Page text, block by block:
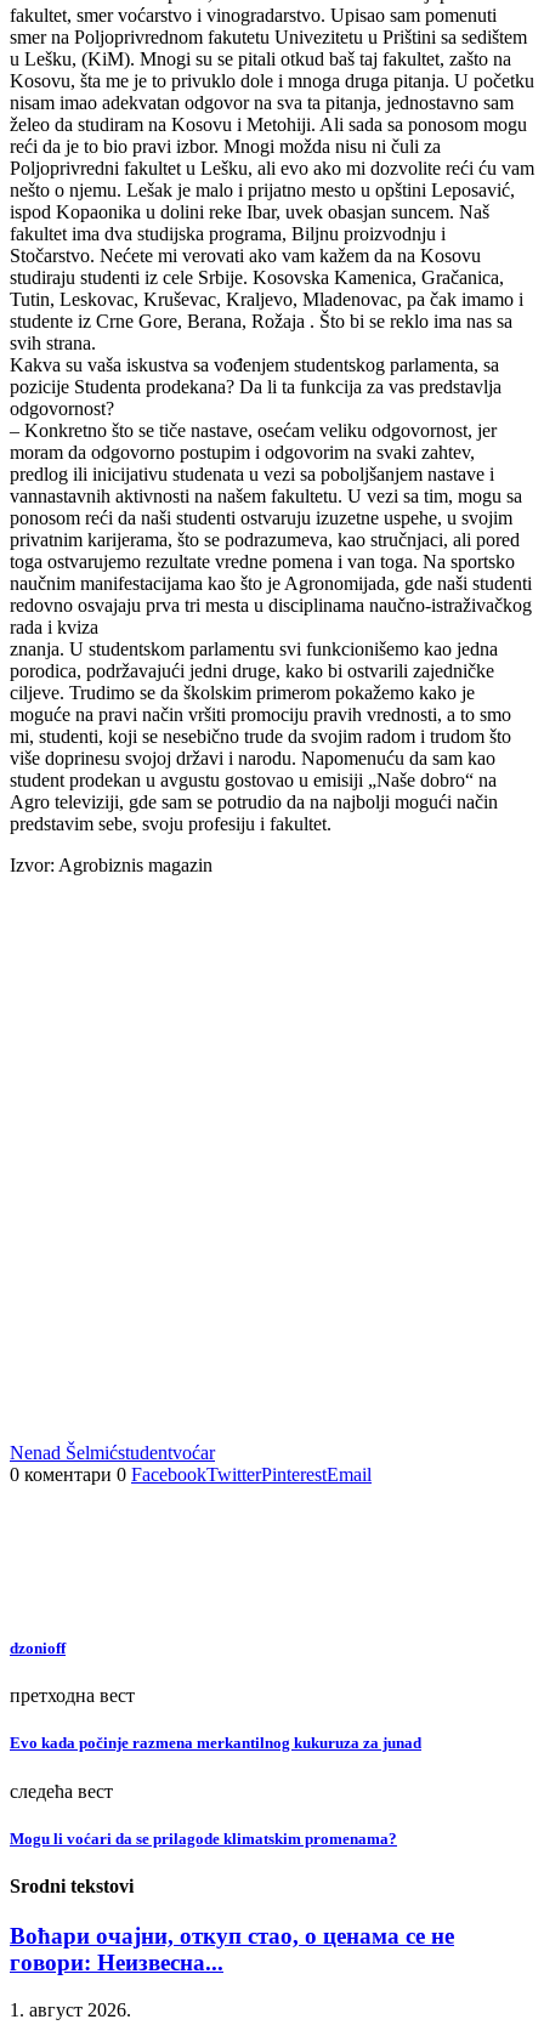
fakultet, smer voćarstvo i vinogradarstvo. Upisao sam pomenuti
smer na Poljoprivrednom fakutetu Univezitetu u Prištini sa sedištem
u Lešku, (KiM). Mnogi su se pitali otkud baš taj fakultet, zašto na
Kosovu, šta me je to privuklo dole i mnoga druga pitanja. U početku
nisam imao adekvatan odgovor na sva ta pitanja, jednostavno sam
želeo da studiram na Kosovu i Metohiji. Ali sada sa ponosom mogu
reći da je to bio pravi izbor. Mnogi možda nisu ni čuli za
Poljoprivredni fakultet u Lešku, ali evo ako mi dozvolite reći ću vam
nešto o njemu. Lešak je malo i prijatno mesto u opštini Leposavić,
ispod Kopaonika u dolini reke Ibar, uvek obasjan suncem. Naš
fakultet ima dva studijska programa, Biljnu proizvodnju i
Stočarstvo. Nećete mi verovati ako vam kažem da na Kosovu
studiraju studenti iz cele Srbije. Kosovska Kamenica, Gračanica,
Tutin, Leskovac, Kruševac, Kraljevo, Mladenovac, pa čak imamo i
studente iz Crne Gore, Berana, Rožaja . Što bi se reklo ima nas sa
svih strana.
Kakva su vaša iskustva sa vođenjem studentskog parlamenta, sa
pozicije Studenta prodekana? Da li ta funkcija za vas predstavlja
odgovornost?
– Konkretno što se tiče nastave, osećam veliku odgovornost, jer
moram da odgovorno postupim i odgovorim na svaki zahtev,
predlog ili inicijativu studenata u vezi sa poboljšanjem nastave i
vannastavnih aktivnosti na našem fakultetu. U vezi sa tim, mogu sa
ponosom reći da naši studenti ostvaruju izuzetne uspehe, u svojim
privatnim karijerama, što se podrazumeva, kao stručnjaci, ali pored
toga ostvarujemo rezultate vredne pomena i van toga. Na sportsko
naučnim manifestacijama kao što je Agronomijada, gde naši studenti
redovno osvajaju prva tri mesta u disciplinama naučno-istraživačkog
rada i kviza
znanja. U studentskom parlamentu svi funkcionišemo kao jedna
porodica, podržavajući jedni druge, kako bi ostvarili zajedničke
ciljeve. Trudimo se da školskim primerom pokažemo kako je
moguće na pravi način vršiti promociju pravih vrednosti, a to smo
mi, studenti, koji se nesebično trude da svojim radom i trudom što
više doprinesu svojoj državi i narodu. Napomenuću da sam kao
student prodekan u avgustu gostovao u emisiji „Naše dobro“ na
Agro televiziji, gde sam se potrudio da na najbolji mogući način
predstavim sebe, svoju profesiju i fakultet.
Izvor: Agrobiznis magazin
Nenad Šelmićstudentvoćar
0 коментари 0 FacebookTwitterPinterestEmail
dzonioff
претходна вест
Evo kada počinje razmena merkantilnog kukuruza za junad
следећа вест
Mogu li voćari da se prilagode klimatskim promenama?
Srodni tekstovi
Воћари очајни, откуп стао, о ценама се не
говори: Неизвесна...
1. август 2026.